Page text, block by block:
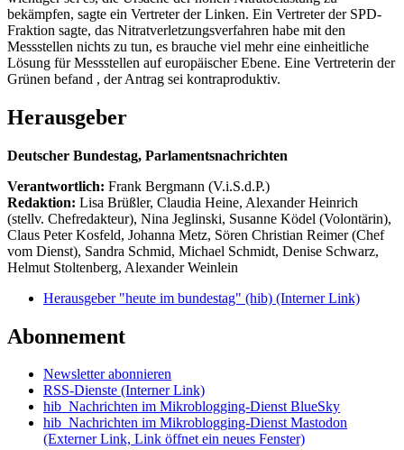
bekämpfen, sagte ein Vertreter der Linken. Ein Vertreter der SPD-
Fraktion sagte, das Nitratverletzungsverfahren habe mit den
Messstellen nichts zu tun, es brauche viel mehr eine einheitliche
Lösung für Messstellen auf europäischer Ebene. Eine Vertreterin der
Grünen befand , der Antrag sei kontraproduktiv.
Herausgeber
Deutscher Bundestag, Parlamentsnachrichten
Verantwortlich: Frank Bergmann (V.i.S.d.P.)
Redaktion: Lisa Brüßler, Claudia Heine, Alexander Heinrich
(stellv. Chefredakteur), Nina Jeglinski, Susanne Ködel (Volontärin),
Claus Peter Kosfeld, Johanna Metz, Sören Christian Reimer (Chef
vom Dienst), Sandra Schmid, Michael Schmidt, Denise Schwarz,
Helmut Stoltenberg, Alexander Weinlein
Herausgeber "heute im bundestag" (hib) (Interner Link)
Abonnement
Newsletter abonnieren
RSS-Dienste (Interner Link)
hib_Nachrichten im Mikroblogging-Dienst BlueSky
hib_Nachrichten im Mikroblogging-Dienst Mastodon
(Externer Link, Link öffnet ein neues Fenster)